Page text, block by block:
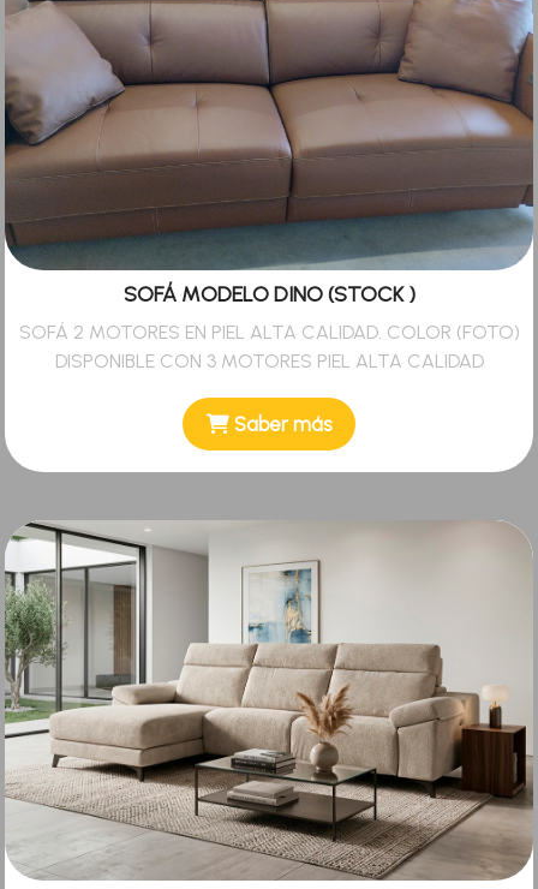
SOFÁ MODELO DINO (STOCK )
SOFÁ 2 MOTORES EN PIEL ALTA CALIDAD. COLOR (FOTO)
DISPONIBLE CON 3 MOTORES PIEL ALTA CALIDAD
Saber más